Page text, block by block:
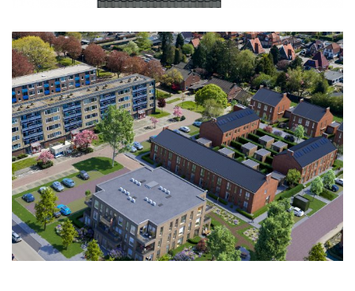
Parkeren
Parkeer mogelijkheden
Openbaar parkeren